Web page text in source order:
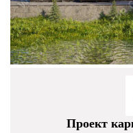
Проект